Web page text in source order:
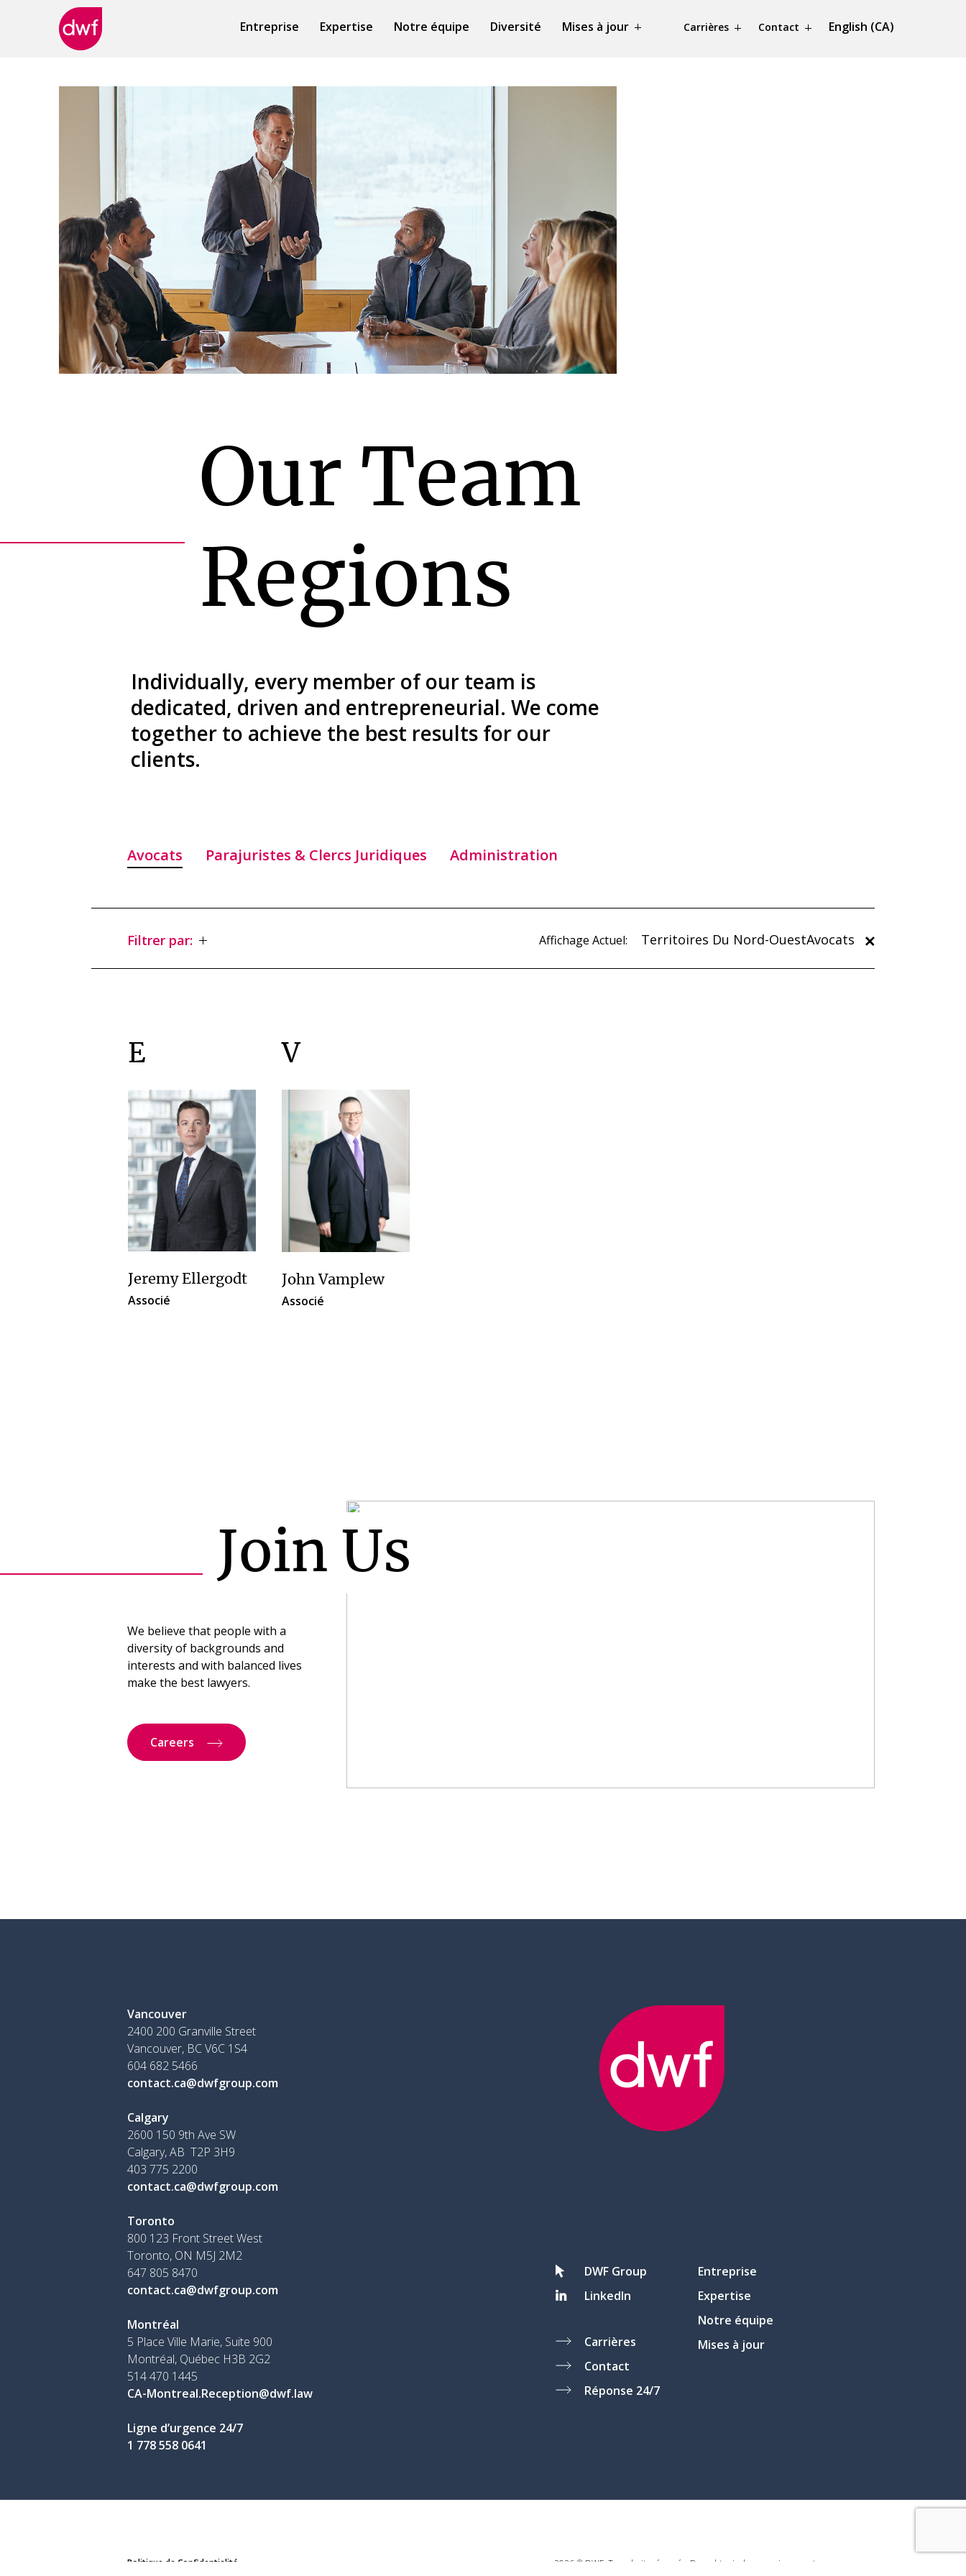
Entreprise Expertise Notre équipe Diversité Mises à jour Carrières Contact English (CA)
Our Team
Regions
Individually, every member of our team is
dedicated, driven and entrepreneurial. We come
together to achieve the best results for our
clients.
Avocats Parajuristes & Clercs Juridiques Administration
Filtrer par: Affichage Actuel: Territoires Du Nord-OuestAvocats
E
Jeremy Ellergodt
Associé
V
John Vamplew
Associé
Join Us
We believe that people with a
diversity of backgrounds and
interests and with balanced lives
make the best lawyers.
Careers
Vancouver
2400 200 Granville Street
Vancouver, BC V6C 1S4
604 682 5466
contact.ca@dwfgroup.com
Calgary
2600 150 9th Ave SW
Calgary, AB T2P 3H9
403 775 2200
contact.ca@dwfgroup.com
Toronto
800 123 Front Street West
Toronto, ON M5J 2M2
647 805 8470
contact.ca@dwfgroup.com
Montréal
5 Place Ville Marie, Suite 900
Montréal, Québec H3B 2G2
514 470 1445
CA-Montreal.Reception@dwf.law
Ligne d’urgence 24/7
1 778 558 0641
DWF Group
LinkedIn
Carrières
Contact
Réponse 24/7
Entreprise
Expertise
Notre équipe
Mises à jour
Politique de Confidentialité
2026 © DWF. Tous droits réservés. Pour obtenir des renseignements sur